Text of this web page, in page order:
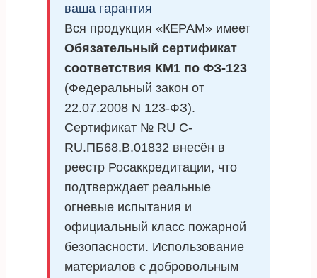
ваша гарантия
Вся продукция «КЕРАМ» имеет
Обязательный сертификат
соответствия КМ1 по ФЗ-123
(Федеральный закон от
22.07.2008 N 123-ФЗ).
Сертификат № RU C-
RU.ПБ68.В.01832 внесён в
реестр Росаккредитации, что
подтверждает реальные
огневые испытания и
официальный класс пожарной
безопасности. Использование
материалов с добровольным